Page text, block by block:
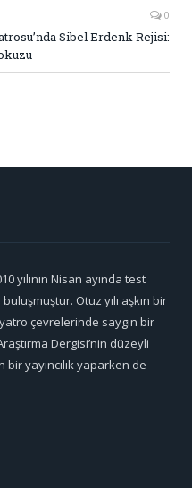
0
Sibel Erdenk Rejisi:
yılının Nisan ayında test
Otuz yılı aşkın bir
çevrelerinde saygın bir
Dergisi’nin düzeyli
yayıncılık yaparken de